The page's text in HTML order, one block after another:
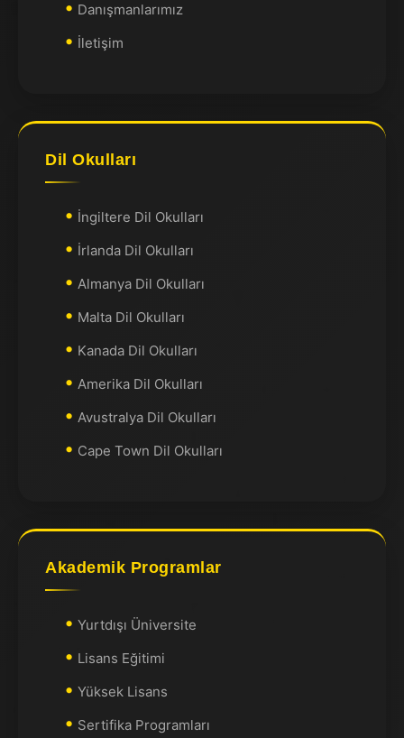
Danışmanlarımız
İletişim
Dil Okulları
İngiltere Dil Okulları
İrlanda Dil Okulları
Almanya Dil Okulları
Malta Dil Okulları
Kanada Dil Okulları
Amerika Dil Okulları
Avustralya Dil Okulları
Cape Town Dil Okulları
Akademik Programlar
Yurtdışı Üniversite
Lisans Eğitimi
Yüksek Lisans
Sertifika Programları